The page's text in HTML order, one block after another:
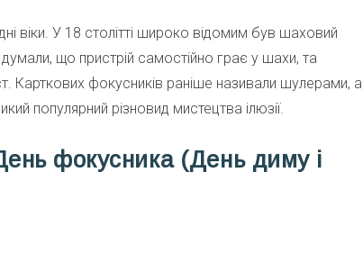
віки. У 18 столітті широко відомим був шаховий
що пристрій самостійно грає у шахи, та
Карткових фокусників раніше називали шулерами, а
популярний різновид мистецтва ілюзії.
фокусника (День диму і